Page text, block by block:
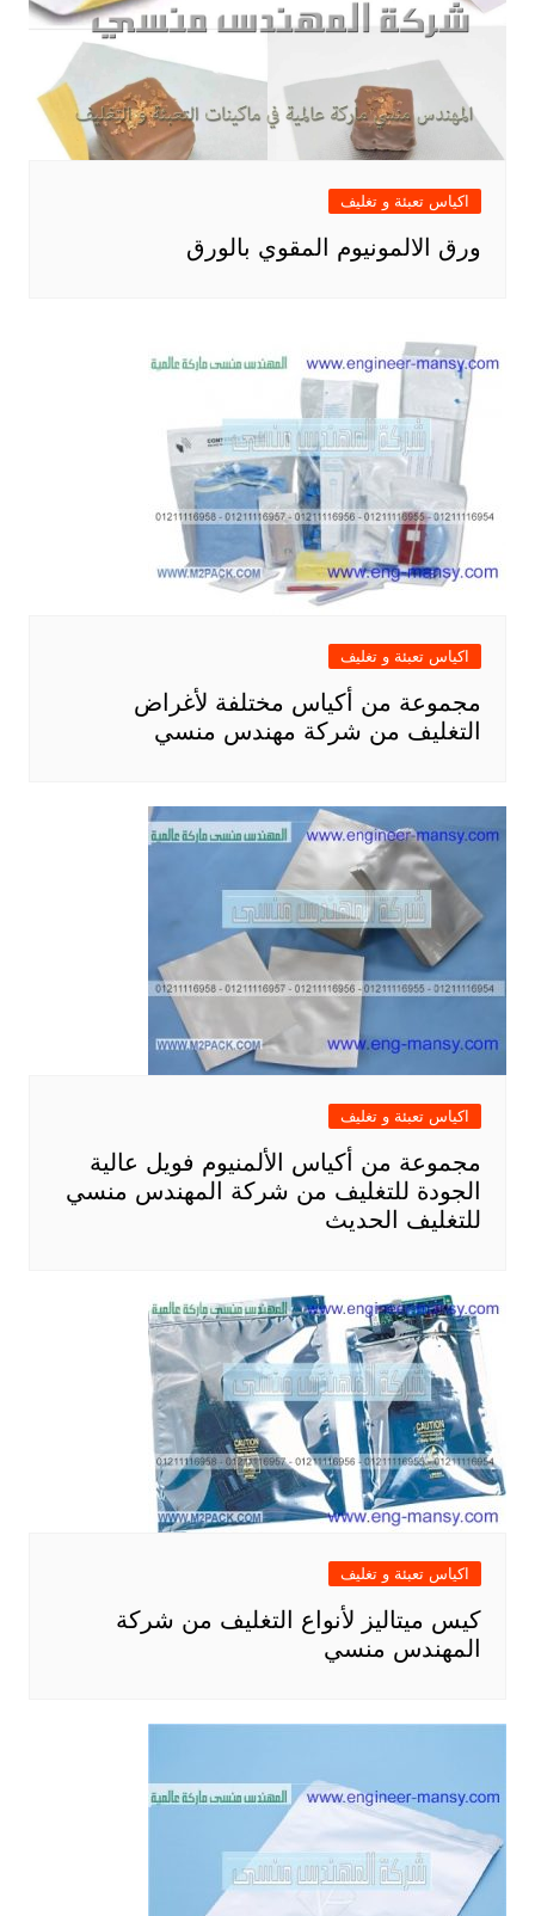
اكياس تعبئة و تغليف
ورق الالمونيوم المقوي بالورق
اكياس تعبئة و تغليف
مجموعة من أكياس مختلفة لأغراض
التغليف من شركة مهندس منسي
اكياس تعبئة و تغليف
مجموعة من أكياس الألمنيوم فويل عالية
الجودة للتغليف من شركة المهندس منسي
للتغليف الحديث
اكياس تعبئة و تغليف
كيس ميتاليز لأنواع التغليف من شركة
المهندس منسي